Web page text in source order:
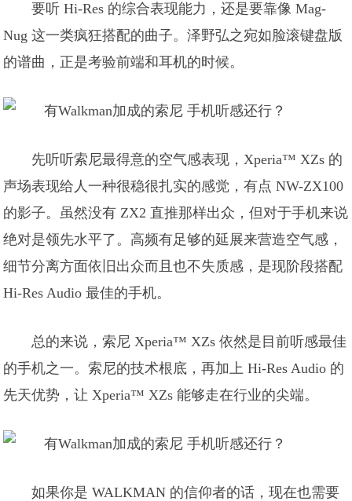
要听 Hi-Res 的综合表现能力，还是要靠像 Mag-
Nug 这一类疯狂搭配的曲子。泽野弘之宛如脸滚键盘版
的谱曲，正是考验前端和耳机的时候。
先听听索尼最得意的空气感表现，Xperia™ XZs 的
声场表现给人一种很稳很扎实的感觉，有点 NW-ZX100
的影子。虽然没有 ZX2 直推那样出众，但对于手机来说
绝对是领先水平了。高频有足够的延展来营造空气感，
细节分离方面依旧出众而且也不失质感，是现阶段搭配
Hi-Res Audio 最佳的手机。
总的来说，索尼 Xperia™ XZs 依然是目前听感最佳
的手机之一。索尼的技术根底，再加上 Hi-Res Audio 的
先天优势，让 Xperia™ XZs 能够走在行业的尖端。
如果你是 WALKMAN 的信仰者的话，现在也需要